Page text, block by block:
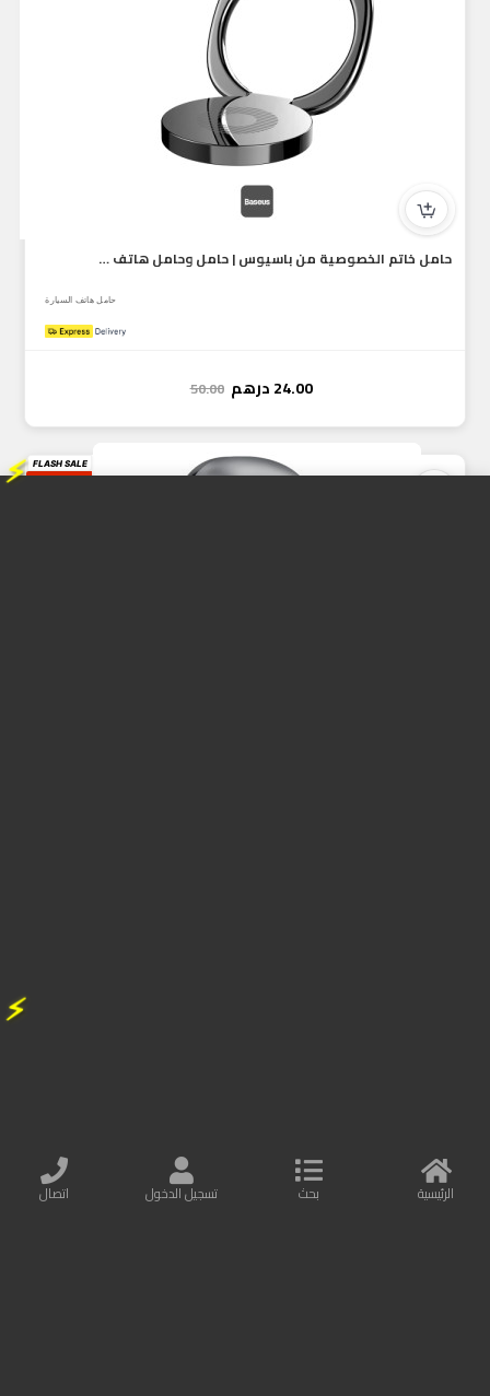
حامل خاتم الخصوصية من باسيوس | حامل وحامل هاتف قابل للتعديل...
حامل هاتف السيارة
24.00درهم 50.00
⚡ FLASH SALE
⚡
الرئيسية بحث تسجيل الدخول اتصال